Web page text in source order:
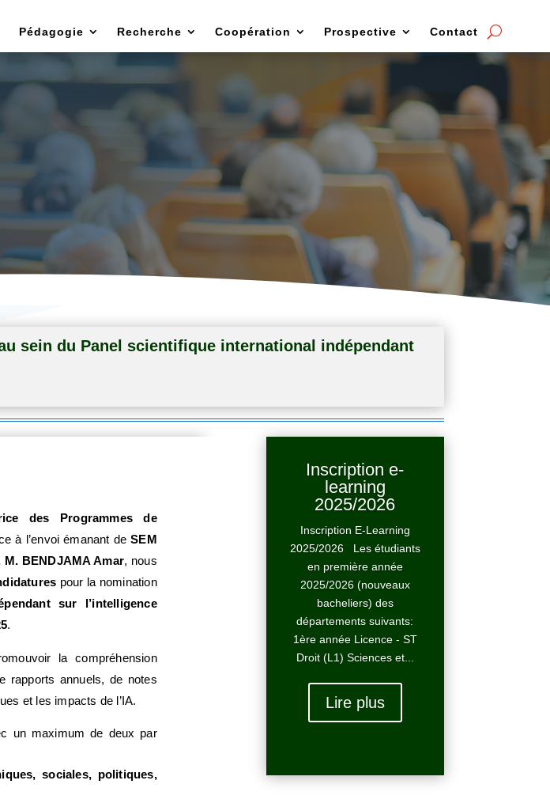
Pédagogie Recherche Coopération Prospective Contact
exterieures et des manifestations
sein du Panel scientifique international indépendant
des Programmes de
à l’envoi émanant de SEM
BENDJAMA Amar, nous
pour la nomination
sur l’intelligence
.
la compréhension
rapports annuels, de notes
et les impacts de l’IA.
un maximum de deux par
sociales, politiques,
Inscription e-
learning
2025/2026
Inscription E-Learning
2025/2026 Les étudiants
en première année
2025/2026 (nouveaux
bacheliers) des
départements suivants:
1ère année Licence - ST
Droit (L1) Sciences et...
Lire plus